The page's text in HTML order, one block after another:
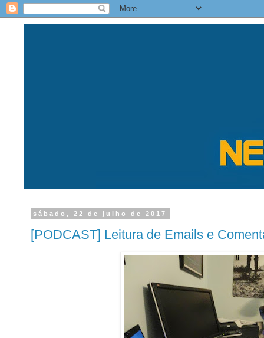
sábado, 22 de julho de 2017
[PODCAST] Leitura de Emails e